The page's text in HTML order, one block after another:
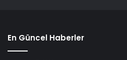
En Güncel Haberler